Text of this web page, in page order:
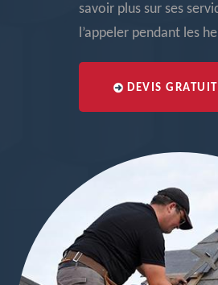
savoir plus sur ses
l’appeler pendant les
DEVIS GRATUIT